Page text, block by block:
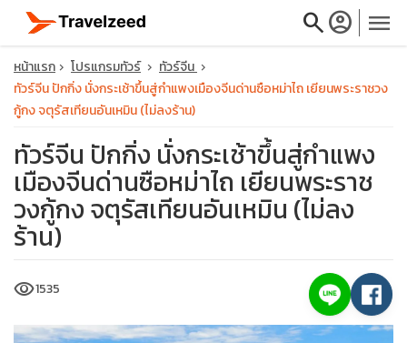
searchaccount_circle menu
close
travel_explore
หน้าแรก โปรแกรมทัวร์
ทัวร์จีน
ทัวร์จีน ปักกิ่ง นั่งกระเช้าขึ้นสู่กำแพงเมืองจีนด่านซือหม่าไถ เยียนพระราชวง
กู้กง จตุรัสเทียนอันเหมิน (ไม่ลงร้าน)
ทัวร์จีน ปักกิ่ง นั่งกระเช้าขึ้นสู่กำแพง
เมืองจีนด่านซือหม่าไถ เยียนพระราช
วงกู้กง จตุรัสเทียนอันเหมิน (ไม่ลง
ร้าน)
visibility1535